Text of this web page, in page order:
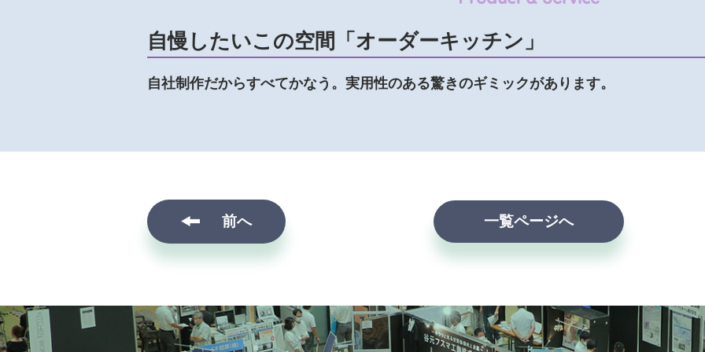
自慢したいこの空間「オーダーキッチン」
自社制作だからすべてかなう。実用性のある驚きのギミックがあります。
前へ 一覧ページへ